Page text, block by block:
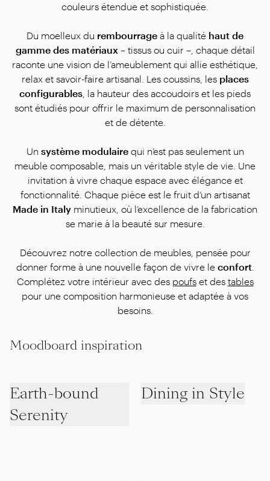
couleurs étendue et sophistiquée.
Du moelleux du rembourrage à la qualité haut de
gamme des matériaux – tissus ou cuir –, chaque détail
raconte une vision de l’ameublement qui allie esthétique,
relax et savoir-faire artisanal. Les coussins, les places
configurables , la hauteur des accoudoirs et les pieds
sont étudiés pour offrir le maximum de personnalisation
et de détente.
Un système modulairequi n’est pas seulement un
meuble composable, mais un véritable style de vie. Une
invitation à vivre chaque espace avec élégance et
fonctionnalité. Chaque pièce est le fruit d’un artisanat
Made in Italy minutieux, où l’excellence de la fabrication
se marie à la beauté sur mesure.
Découvrez notre collection de meubles, pensée pour
donner forme à une nouvelle façon de vivre le confort.
Complétez votre intérieur avec des poufset des tables
pour une composition harmonieuse et adaptée à vos
besoins.
Moodboard inspiration
Earth-bound
Serenity
Dining in Style